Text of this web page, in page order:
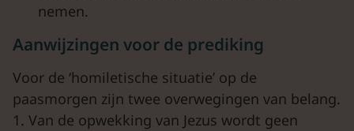
nemen.
Aanwijzingen voor de prediking
Voor de ‘homiletische situatie’ op de
paasmorgen zijn twee overwegingen van belang.
1. Van de opwekking van Jezus wordt geen